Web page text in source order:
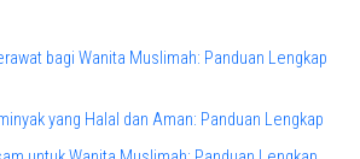
bagi Wanita Muslimah: Panduan Lengkap
yang Halal dan Aman: Panduan Lengkap